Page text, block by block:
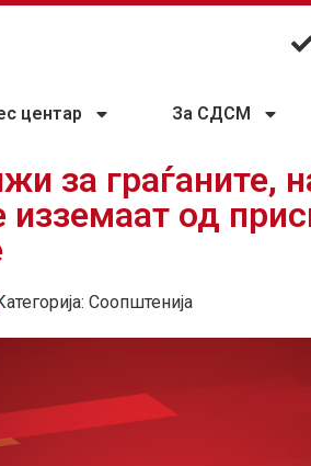
центар За СДСМ
за граѓаните,
изземаат од
Соопштенија